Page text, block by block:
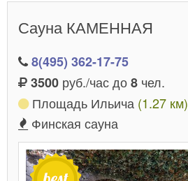
Сауна КАМЕННАЯ
8(495) 362-17-75
3500 руб./час до8 чел.
Площадь Ильича (1.27 км)
Финская сауна